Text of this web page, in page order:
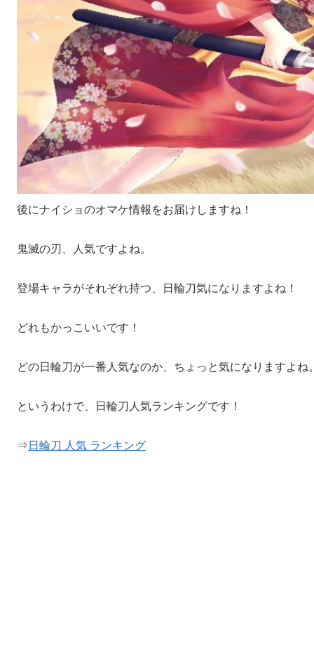
後にナイショのオマケ情報をお届けしますね！
鬼滅の刃、人気ですよね。
登場キャラがそれぞれ持つ、日輪刀気になりますよね！
どれもかっこいいです！
どの日輪刀が一番人気なのか、ちょっと気になりますよね
というわけで、日輪刀人気ランキングです！
⇒ 日輪刀 人気 ランキング